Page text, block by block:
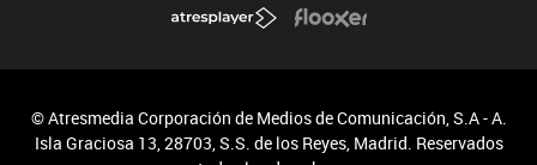
© Atresmedia Corporación de Medios de Comunicación, S.A - A.
Isla Graciosa 13, 28703, S.S. de los Reyes, Madrid. Reservados